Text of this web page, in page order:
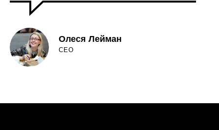
Олеся Лейман
CEO